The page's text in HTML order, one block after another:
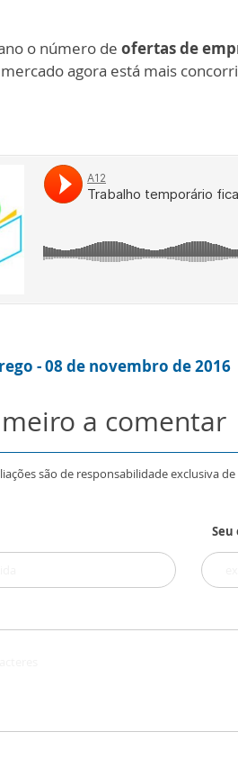
o número de ofertas de
agora está mais
- 08 de novembro de 2016
a comentar
são de responsabilidade exclusiva
Seu